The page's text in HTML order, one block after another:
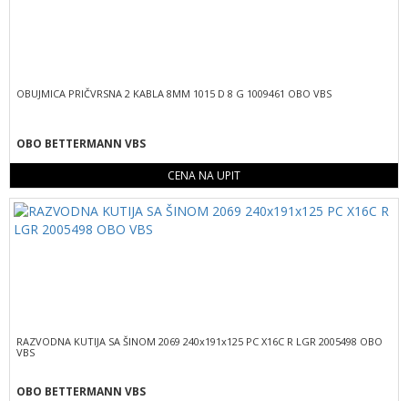
OBUJMICA PRIČVRSNA 2 KABLA 8MM 1015 D 8 G 1009461 OBO VBS
OBO BETTERMANN VBS
CENA NA UPIT
RAZVODNA KUTIJA SA ŠINOM 2069 240x191x125 PC X16C R LGR 2005498 OBO
VBS
OBO BETTERMANN VBS